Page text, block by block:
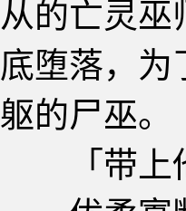
从的亡灵巫
底堕落，为
躯的尸巫。
「带上他